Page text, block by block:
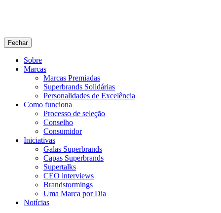
Fechar
Sobre
Marcas
Marcas Premiadas
Superbrands Solidárias
Personalidades de Excelência
Como funciona
Processo de seleção
Conselho
Consumidor
Iniciativas
Galas Superbrands
Capas Superbrands
Supertalks
CEO interviews
Brandstormings
Uma Marca por Dia
Notícias